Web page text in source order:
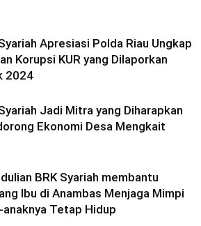
Apresiasi Polda Riau Ungkap
Korupsi KUR yang Dilaporkan
2024
Jadi Mitra yang Diharapkan
Ekonomi Desa Mengkait
BRK Syariah membantu
Ibu di Anambas Menjaga Mimpi
anaknya Tetap Hidup